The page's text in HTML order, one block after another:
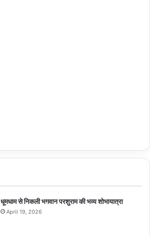
धूमधाम से निकली भगवान परशुराम की भव्य शोभायात्रा
April 19, 2026